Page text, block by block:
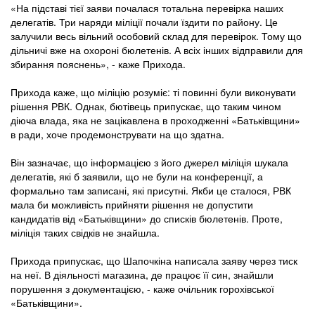
«На підставі тієї заяви почалася тотальна перевірка наших
делегатів. Три наряди міліції почали їздити по району. Це
залучили весь вільний особовий склад для перевірок. Тому що
дільничі вже на охороні бюлетенів. А всіх інших відправили для
збирання пояснень», - каже Прихода.
Прихода каже, що міліцію розуміє: ті повинні були виконувати
рішення РВК. Однак, бютівець припускає, що таким чином
діюча влада, яка не зацікавлена в проходженні «Батьківщини»
в ради, хоче продемонструвати на що здатна.
Він зазначає, що інформацією з його джерел міліція шукала
делегатів, які б заявили, що не були на конференції, а
формально там записані, які присутні. Якби це сталося, РВК
мала би можливість прийняти рішення не допустити
кандидатів від «Батьківщини» до списків бюлетенів. Проте,
міліція таких свідків не знайшла.
Прихода припускає, що Шапочкіна написала заяву через тиск
на неї. В діяльності магазина, де працює її син, знайшли
порушення з документацією, - каже очільник горохівської
«Батьківщини».